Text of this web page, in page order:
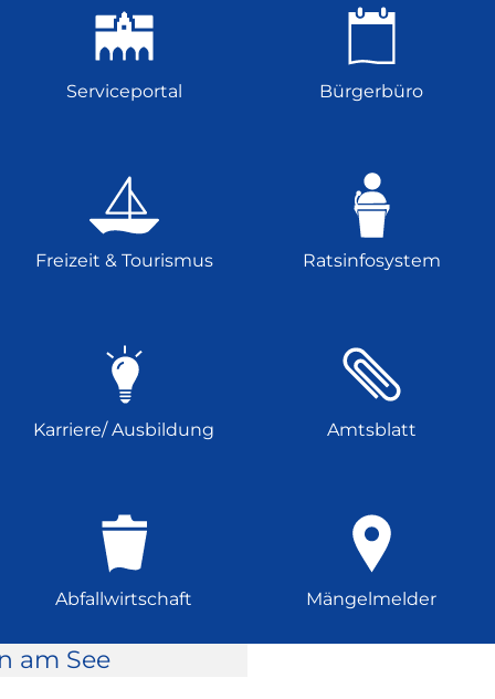
Serviceportal Bürgerbüro
Freizeit & Tourismus Ratsinfosystem
Karriere/ Ausbildung Amtsblatt
Abfallwirtschaft Mängelmelder
am See